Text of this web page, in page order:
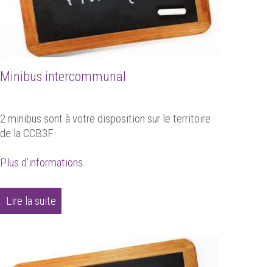
Minibus intercommunal
2 minibus sont à votre disposition sur le territoire
de la CCB3F
Plus d'informations
Lire la suite